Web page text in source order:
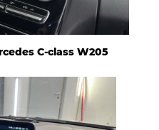
C-class W205